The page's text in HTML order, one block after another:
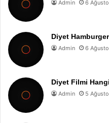
Admin 6
Diyet
Admin 6
Diyet Filmi
Admin 5